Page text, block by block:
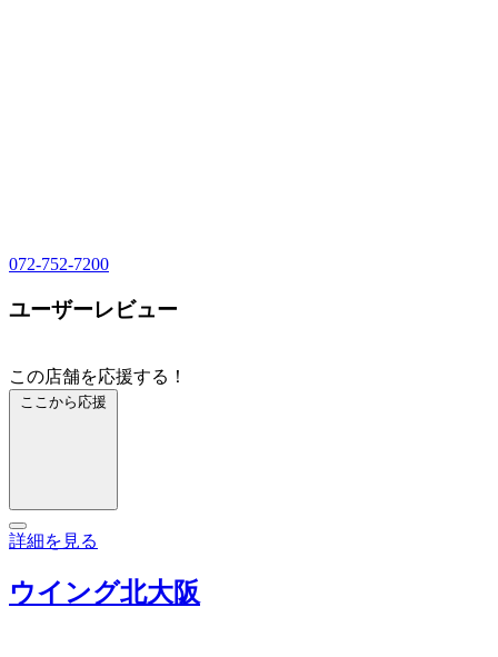
072-752-7200
ユーザーレビュー
この店舗を応援する！
ここから応援
詳細を見る
ウイング北大阪